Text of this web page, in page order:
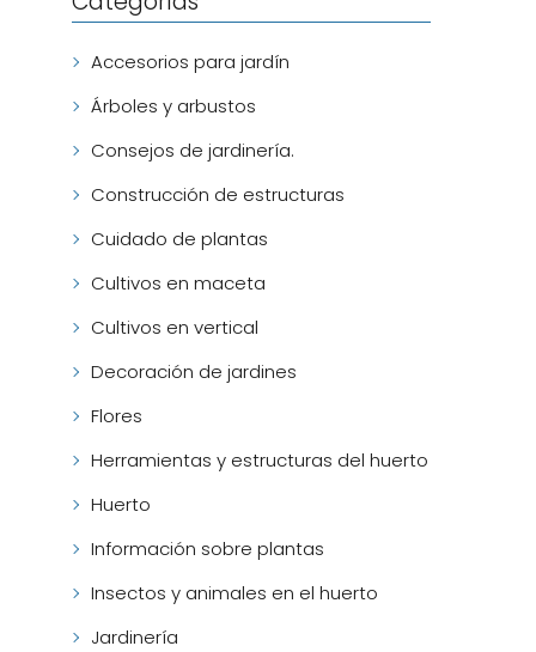
Accesorios para jardín
Árboles y arbustos
Consejos de jardinería.
Construcción de estructuras
Cuidado de plantas
Cultivos en maceta
Cultivos en vertical
Decoración de jardines
Flores
Herramientas y estructuras del huerto
Huerto
Información sobre plantas
Insectos y animales en el huerto
Jardinería